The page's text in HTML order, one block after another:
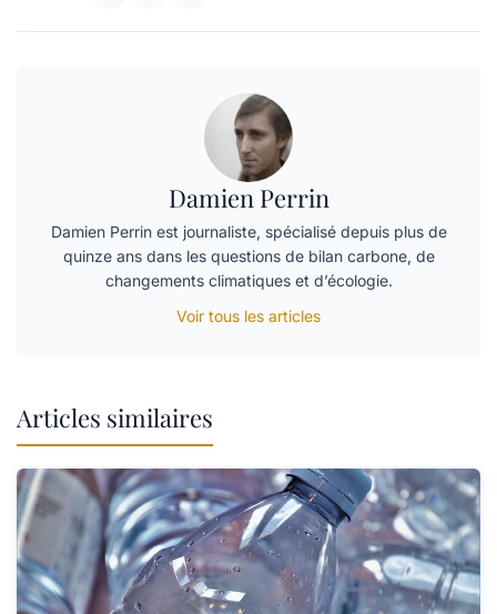
Damien Perrin
Damien Perrin est journaliste, spécialisé depuis plus de
quinze ans dans les questions de bilan carbone, de
changements climatiques et d’écologie.
Voir tous les articles
Articles similaires